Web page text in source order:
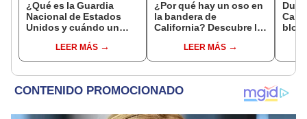
¿Qué es la Guardia
Nacional de Estados
Unidos y cuándo un
desplegarla?
LEER MÁS
¿Por qué hay un oso en
la bandera de
California? Descubre la
símbolos cuando
pertenecía a México y
LEER MÁS
Duro